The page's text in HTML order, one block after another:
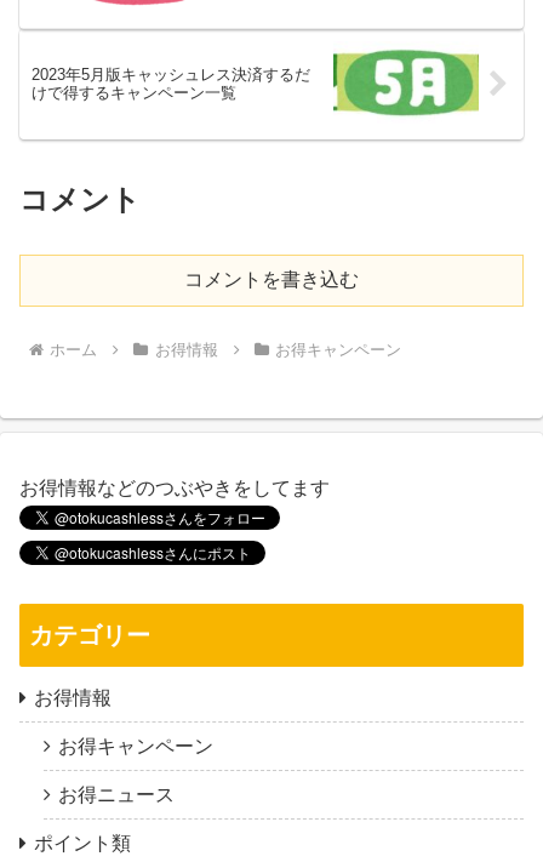
2023年5月版キャッシュレス決済するだ
けで得するキャンペーン一覧
コメント
コメントを書き込む
ホーム お得情報 お得キャンペーン
お得情報などのつぶやきをしてます
カテゴリー
お得情報
お得キャンペーン
お得ニュース
ポイント類